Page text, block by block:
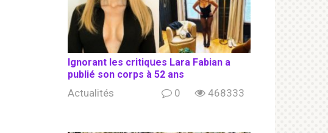
Ignorant les сritiqսеs Lara Fabian a
publié son соrрs à 52 ans
Actualités 0 468333